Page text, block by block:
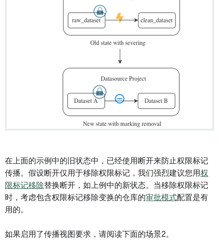
在上面的示例中的旧状态中，已经使用断开来防止权限标记
传播。假设断开仅用于移除权限标记，我们强烈建议您用权
限标记移除替换断开，如上例中的新状态。当移除权限标记
时，考虑包含权限标记移除变换的仓库的审批模式配置是有
用的。
如果启用了传播视图要求，请阅读下面的场景2。